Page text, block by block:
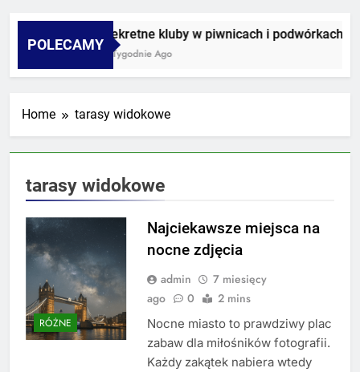
POLECAMY
Sekretne kluby w piwnicach i podwórkach
3 Tygodnie Ago
Home tarasy widokowe
tarasy widokowe
RÓŻNE
Najciekawsze miejsca na
nocne zdjęcia
admin
7 miesięcy
ago
0 2 mins
Nocne miasto to prawdziwy plac
zabaw dla miłośników fotografii.
Każdy zakątek nabiera wtedy